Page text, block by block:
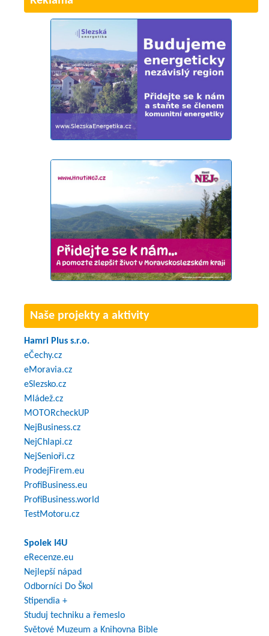
Naše projekty a aktivity
Hamri Plus s.r.o.
eČechy.cz
eMoravia.cz
eSlezsko.cz
Mládež.cz
MOTORcheckUP
NejBusiness.cz
NejChlapi.cz
NejSenioři.cz
ProdejFirem.eu
ProfiBusiness.eu
ProfiBusiness.world
TestMotoru.cz
Spolek I4U
eRecenze.eu
Nejlepší nápad
Odborníci Do Škol
Stipendia +
Studuj techniku a řemeslo
Světové Muzeum a Knihovna Bible